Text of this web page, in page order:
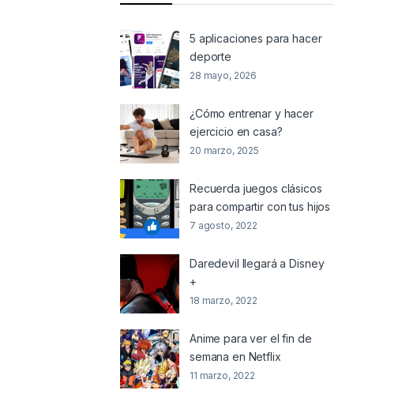
5 aplicaciones para hacer
deporte
28 mayo, 2026
¿Cómo entrenar y hacer
ejercicio en casa?
20 marzo, 2025
Recuerda juegos clásicos
para compartir con tus hijos
7 agosto, 2022
Daredevil llegará a Disney
+
18 marzo, 2022
Anime para ver el fin de
semana en Netflix
11 marzo, 2022